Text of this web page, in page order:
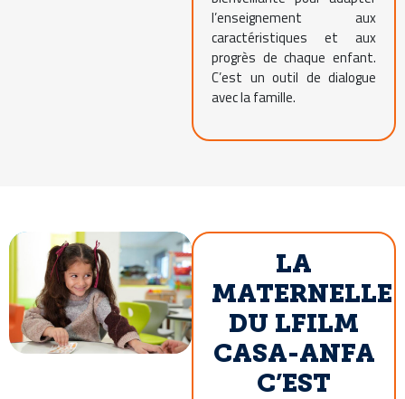
l’enseignement aux
caractéristiques et aux
progrès de chaque enfant.
C’est un outil de dialogue
avec la famille.
LA
MATERNELLE
DU LFILM
CASA-ANFA
C’EST